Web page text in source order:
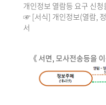
개인정보 열람등 요구 신
☞ [서식] 개인정보(열람,
서
《 서면, 모사전송등을